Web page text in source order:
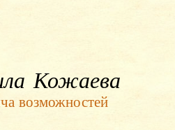
Кожаева
возможностей